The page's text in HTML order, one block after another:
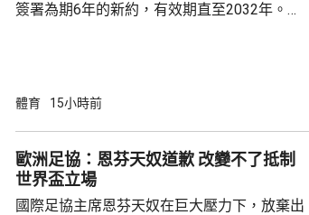
簽署為期6年的新約，有效期直至2032年。雙
法林明高轉投皇馬，先後上陣375場賽事，入
雲尼斯奧斯是隊會歷史上最成功時期之一的關
鍵球員。
體育 15小時前
歐洲足協：恩芬天奴道歉 改變不了抵制
世界盃立場
國際足協主席恩芬天奴在巨大壓力下，放棄出